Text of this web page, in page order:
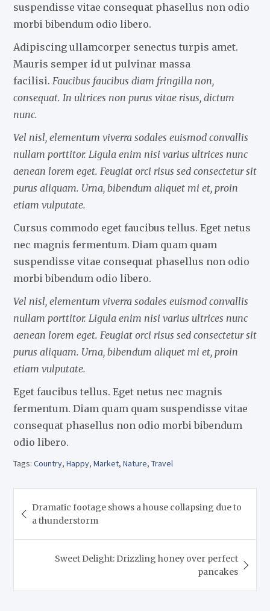
suspendisse vitae consequat phasellus non odio
morbi bibendum odio libero.
Adipiscing ullamcorper senectus turpis amet.
Mauris semper id ut pulvinar massa
facilisi. Faucibus faucibus diam fringilla non,
consequat. In ultrices non purus vitae risus, dictum
nunc.
Vel nisl, elementum viverra sodales euismod convallis
nullam porttitor. Ligula enim nisi varius ultrices nunc
aenean lorem eget. Feugiat orci risus sed consectetur sit
purus aliquam. Urna, bibendum aliquet mi et, proin
etiam vulputate.
Cursus commodo eget faucibus tellus. Eget netus
nec magnis fermentum. Diam quam quam
suspendisse vitae consequat phasellus non odio
morbi bibendum odio libero.
Vel nisl, elementum viverra sodales euismod convallis
nullam porttitor. Ligula enim nisi varius ultrices nunc
aenean lorem eget. Feugiat orci risus sed consectetur sit
purus aliquam. Urna, bibendum aliquet mi et, proin
etiam vulputate.
Eget faucibus tellus. Eget netus nec magnis
fermentum. Diam quam quam suspendisse vitae
consequat phasellus non odio morbi bibendum
odio libero.
Tags: Country, Happy, Market, Nature, Travel
de
Post
Dramatic footage shows a house collapsing due to
a thunderstorm
Sweet Delight: Drizzling honey over perfect
pancakes